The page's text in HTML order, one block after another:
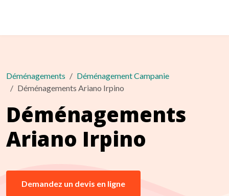
Déménagements
Déménagement Campanie
Déménagements Ariano Irpino
Déménagements
Ariano Irpino
Demandez un devis en ligne